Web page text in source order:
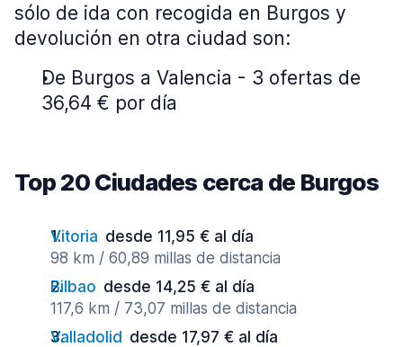
sólo de ida con recogida en Burgos y
devolución en otra ciudad son:
De Burgos a Valencia - 3 ofertas de
36,64 € por día
Top 20 Ciudades cerca de Burgos
Vitoria desde 11,95 € al día
98 km / 60,89 millas de distancia
Bilbao desde 14,25 € al día
117,6 km / 73,07 millas de distancia
Valladolid desde 17,97 € al día